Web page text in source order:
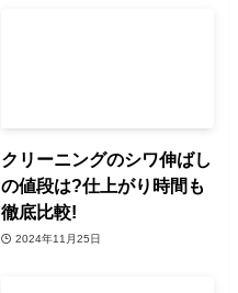
クリーニングのシワ伸ばし
の値段は?仕上がり時間も
徹底比較!
2024年11月25日